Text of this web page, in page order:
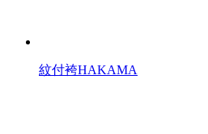
紋付袴HAKAMA